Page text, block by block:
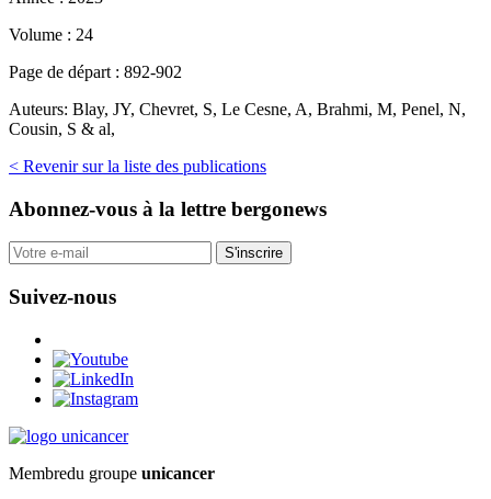
Volume : 24
Page de départ : 892-902
Auteurs: Blay, JY, Chevret, S, Le Cesne, A, Brahmi, M, Penel, N,
Cousin, S & al,
< Revenir sur la liste des publications
Abonnez-vous à la lettre bergonews
S'inscrire
Suivez-nous
Membredu groupe unicancer